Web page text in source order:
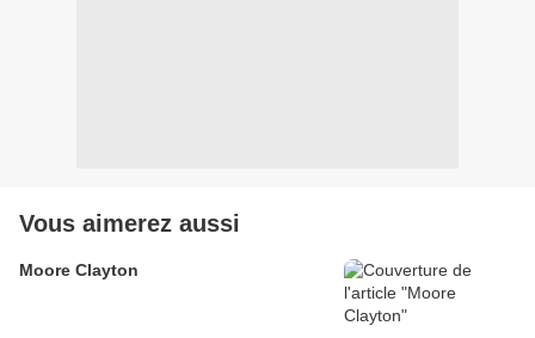
Vous aimerez aussi
Moore Clayton